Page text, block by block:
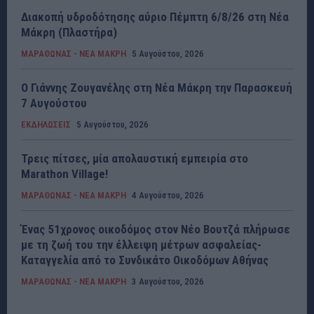
Διακοπή υδροδότησης αύριο Πέμπτη 6/8/26 στη Νέα
Μάκρη (Πλαστήρα)
ΜΑΡΑΘΩΝΑΣ - ΝΕΑ ΜΑΚΡΗ 5 Αυγούστου, 2026
Ο Γιάννης Ζουγανέλης στη Νέα Μάκρη την Παρασκευή
7 Αυγούστου
ΕΚΔΗΛΩΣΕΙΣ 5 Αυγούστου, 2026
Τρεις πίτσες, μία απολαυστική εμπειρία στο
Marathon Village!
ΜΑΡΑΘΩΝΑΣ - ΝΕΑ ΜΑΚΡΗ 4 Αυγούστου, 2026
Ένας 51χρονος οικοδόμος στον Νέο Βουτζά πλήρωσε
με τη ζωή του την έλλειψη μέτρων ασφαλείας-
Καταγγελία από το Συνδικάτο Οικοδόμων Αθήνας
ΜΑΡΑΘΩΝΑΣ - ΝΕΑ ΜΑΚΡΗ 3 Αυγούστου, 2026